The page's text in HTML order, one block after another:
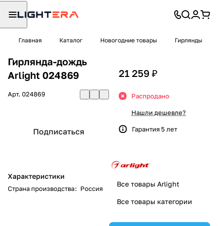
Главная Каталог Новогодние товары Гирлянды
Гирлянда-дождь
Arlight 024869
Арт. 024869
Подписаться
Характеристики
Страна производства: Россия
21 259 ₽
Распродано
Нашли дешевле?
Гарантия 5 лет
Все товары Arlight
Все товары категории